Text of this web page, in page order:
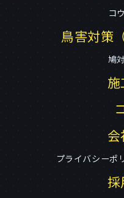
コ
鳥害対策
鳩
プライバシーポ
採